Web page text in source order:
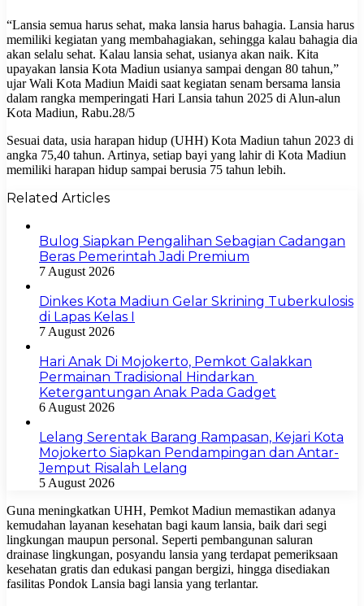
“Lansia semua harus sehat, maka lansia harus bahagia. Lansia harus
memiliki kegiatan yang membahagiakan, sehingga kalau bahagia dia
akan selalu sehat. Kalau lansia sehat, usianya akan naik. Kita
upayakan lansia Kota Madiun usianya sampai dengan 80 tahun,”
ujar Wali Kota Madiun Maidi saat kegiatan senam bersama lansia
dalam rangka memperingati Hari Lansia tahun 2025 di Alun-alun
Kota Madiun, Rabu.28/5
Sesuai data, usia harapan hidup (UHH) Kota Madiun tahun 2023 di
angka 75,40 tahun. Artinya, setiap bayi yang lahir di Kota Madiun
memiliki harapan hidup sampai berusia 75 tahun lebih.
Related Articles
Bulog Siapkan Pengalihan Sebagian Cadangan
Beras Pemerintah Jadi Premium
7 August 2026
Dinkes Kota Madiun Gelar Skrining Tuberkulosis
di Lapas Kelas I
7 August 2026
Hari Anak Di Mojokerto, Pemkot Galakkan
Permainan Tradisional Hindarkan
Ketergantungan Anak Pada Gadget
6 August 2026
Lelang Serentak Barang Rampasan, Kejari Kota
Mojokerto Siapkan Pendampingan dan Antar-
Jemput Risalah Lelang
5 August 2026
Guna meningkatkan UHH, Pemkot Madiun memastikan adanya
kemudahan layanan kesehatan bagi kaum lansia, baik dari segi
lingkungan maupun personal. Seperti pembangunan saluran
drainase lingkungan, posyandu lansia yang terdapat pemeriksaan
kesehatan gratis dan edukasi pangan bergizi, hingga disediakan
fasilitas Pondok Lansia bagi lansia yang terlantar.